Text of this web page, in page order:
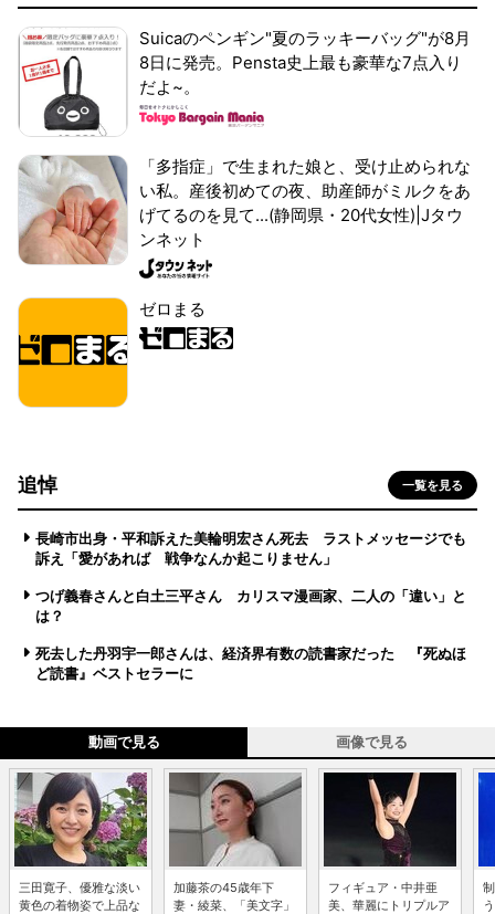
Suicaのペンギン"夏のラッキーバッグ"が8月
8日に発売。Pensta史上最も豪華な7点入り
だよ~。
「多指症」で生まれた娘と、受け止められな
い私。産後初めての夜、助産師がミルクをあ
げてるのを見て...(静岡県・20代女性)|Jタウ
ンネット
ゼロまる
追悼 一覧を見る
長崎市出身・平和訴えた美輪明宏さん死去 ラストメッセージでも
訴え「愛があれば 戦争なんか起こりません」
つげ義春さんと白土三平さん カリスマ漫画家、二人の「違い」と
は？
死去した丹羽宇一郎さんは、経済界有数の読書家だった 『死ぬほ
ど読書』ベストセラーに
動画で見る 画像で見る
三田寛子、優雅な淡い
黄色の着物姿で上品な
加藤茶の45歳年下
妻・綾菜、「美文字」
フィギュア・中井亜
美、華麗にトリプルア